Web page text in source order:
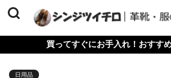
買ってすぐにお手入れ！おすす
日用品